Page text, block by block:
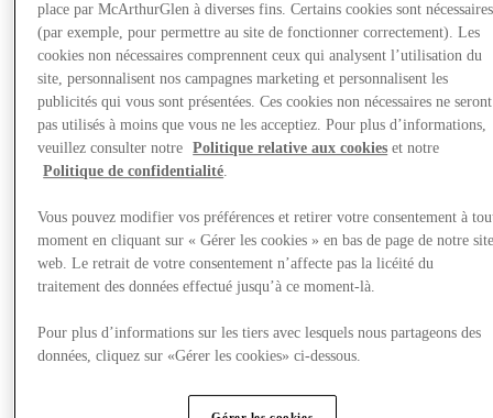
place par McArthurGlen à diverses fins. Certains cookies sont nécessaires
(par exemple, pour permettre au site de fonctionner correctement). Les
cookies non nécessaires comprennent ceux qui analysent l’utilisation du
site, personnalisent nos campagnes marketing et personnalisent les
publicités qui vous sont présentées. Ces cookies non nécessaires ne seront
pas utilisés à moins que vous ne les acceptiez. Pour plus d’informations,
veuillez consulter notre
Politique relative aux cookies et notre
Politique de confidentialité.
Vous pouvez modifier vos préférences et retirer votre consentement à
moment en cliquant sur « Gérer les cookies » en bas de page de notre
web. Le retrait de votre consentement n’affecte pas la licéité du
traitement des données effectué jusqu’à ce moment-là.
Pour plus d’informations sur les tiers avec lesquels nous partageons des
données, cliquez sur «Gérer les cookies» ci-dessous.